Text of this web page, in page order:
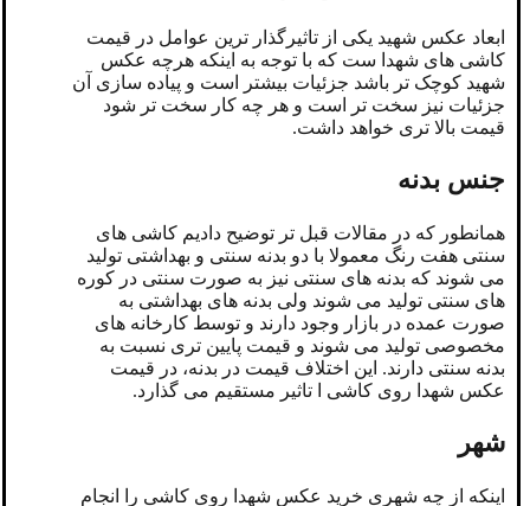
ابعاد عکس شهید یکی از تاثیرگذار ترین عوامل در قیمت
کاشی های شهدا ست که با توجه به اینکه هرچه عکس
شهید کوچک تر باشد جزئیات بیشتر است و پیاده سازی آن
جزئیات نیز سخت تر است و هر چه کار سخت تر شود
قیمت بالا تری خواهد داشت.
جنس بدنه
همانطور که در مقالات قبل تر توضیح دادیم کاشی های
سنتی هفت رنگ معمولا با دو بدنه سنتی و بهداشتی تولید
می شوند که بدنه های سنتی نیز به صورت سنتی در کوره
های سنتی تولید می شوند ولی بدنه های بهداشتی به
صورت عمده در بازار وجود دارند و توسط کارخانه های
مخصوصی تولید می شوند و قیمت پایین تری نسبت به
بدنه سنتی دارند. این اختلاف قیمت در بدنه، در قیمت
عکس شهدا روی کاشی ا تاثیر مستقیم می گذارد.
شهر
اینکه از چه شهری خرید عکس شهدا روی کاشی را انجام